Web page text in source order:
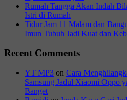
Rumah Tangga Akan Indah
Istri di Rumah
Tidur Jam 11 Malam dan
Imun Tubuh Jadi Kuat dan
Recent Comments
YT MP3 on Cara
Samsung Jadul Xiaomi Oppo
Banget